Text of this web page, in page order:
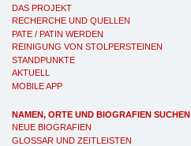
DAS PROJEKT
RECHERCHE UND QUELLEN
PATE / PATIN WERDEN
REINIGUNG VON STOLPERSTEINEN
STANDPUNKTE
AKTUELL
MOBILE APP
NAMEN, ORTE UND BIOGRAFIEN SUCHEN
NEUE BIOGRAFIEN
GLOSSAR UND ZEITLEISTEN